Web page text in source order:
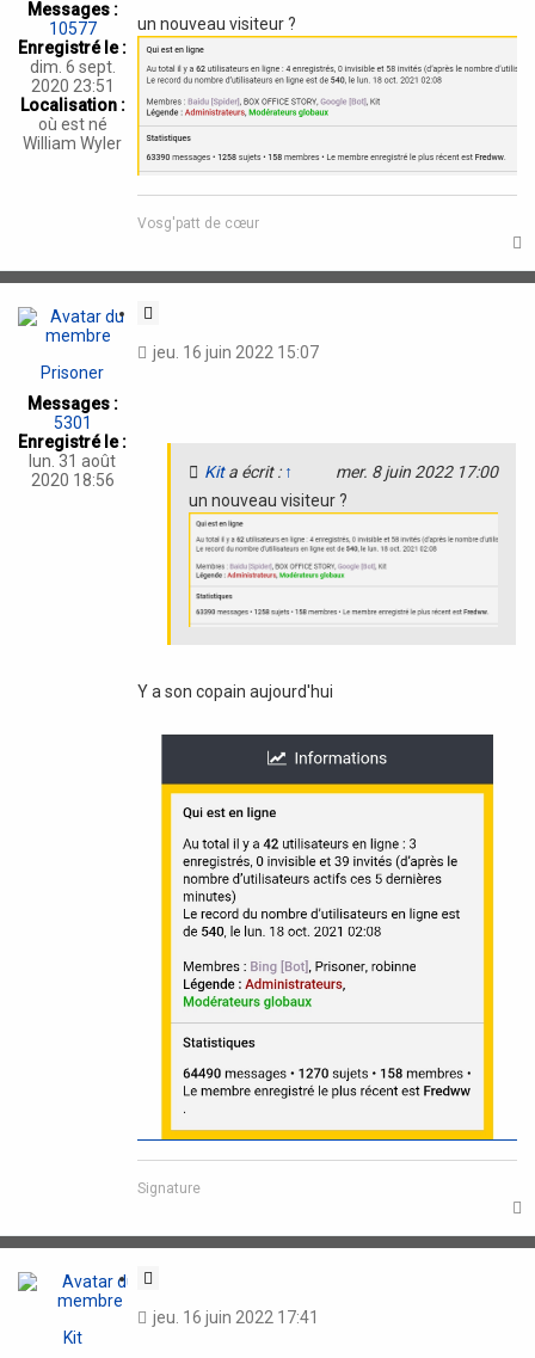
Messages :
10577
Enregistré le :
dim. 6 sept.
2020 23:51
Localisation :
où est né
William Wyler
i
n
un nouveau visiteur ?
Vosg'patt de cœur
Prisoner
Messages :
5301
Enregistré le :
lun. 31 août
2020 18:56
t
jeu. 16 juin 2022 15:07
Kita écrit : ↑
mer. 8 juin 2022 17:00
un nouveau visiteur ?
Y a son copain aujourd'hui
Signature
Kit
t
jeu. 16 juin 2022 17:41